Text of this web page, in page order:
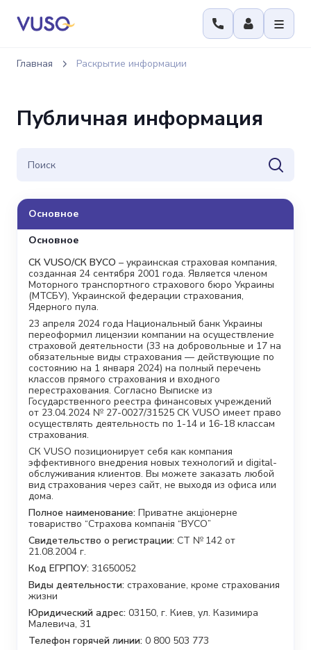
Главная Раскрытие информации
Публичная информация
Основное
Основное
СК VUSO/СК ВУСО – украинская страховая компания,
созданная 24 сентября 2001 года. Является членом
Моторного транспортного страхового бюро Украины
(МТСБУ), Украинской федерации страхования,
Ядерного пула.
23 апреля 2024 года Национальный банк Украины
переоформил лицензии компании на осуществление
страховой деятельности (33 на добровольные и 17 на
обязательные виды страхования — действующие по
состоянию на 1 января 2024) на полный перечень
классов прямого страхования и входного
перестрахования. Согласно Выписке из
Государственного реестра финансовых учреждений
от 23.04.2024 № 27-0027/31525 СК VUSO имеет право
осуществлять деятельность по 1-14 и 16-18 классам
страхования.
СК VUSO позиционирует себя как компания
эффективного внедрения новых технологий и digital-
обслуживания клиентов. Вы можете заказать любой
вид страхования через сайт, не выходя из офиса или
дома.
Полное наименование: Приватне акціонерне
товариство “Страхова компанія “ВУСО”
Свидетельство о регистрации: СТ № 142 от
21.08.2004 г.
Код ЕГРПОУ: 31650052
Виды деятельности: страхование, кроме страхования
жизни
Юридический адрес: 03150, г. Киев, ул. Казимира
Малевича, 31
Телефон горячей линии: 0 800 503 773